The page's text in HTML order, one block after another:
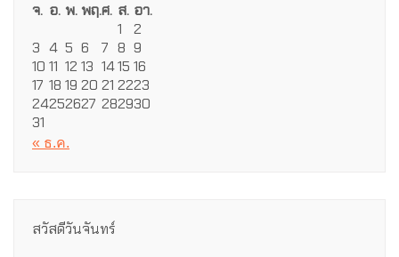
จ. อ. พ.พฤ.ศ. ส. อา.
1
2
3 4 5 6 7 8 9
10 11 12 13 1415 16
17 18 19 20 21 2223
24252627 282930
31
« ธ.ค.
สวัสดีวันจันทร์